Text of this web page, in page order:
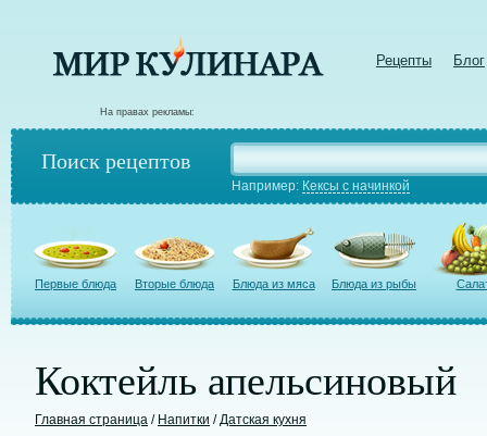
Рецепты Блог
На правах рекламы:
Поиск рецептов
Например: Кексы с начинкой
Первые блюда Вторые блюда Блюда из мяса Блюда из рыбы
Коктейль апельсиновый
Главная страница / Напитки /Датская кухня